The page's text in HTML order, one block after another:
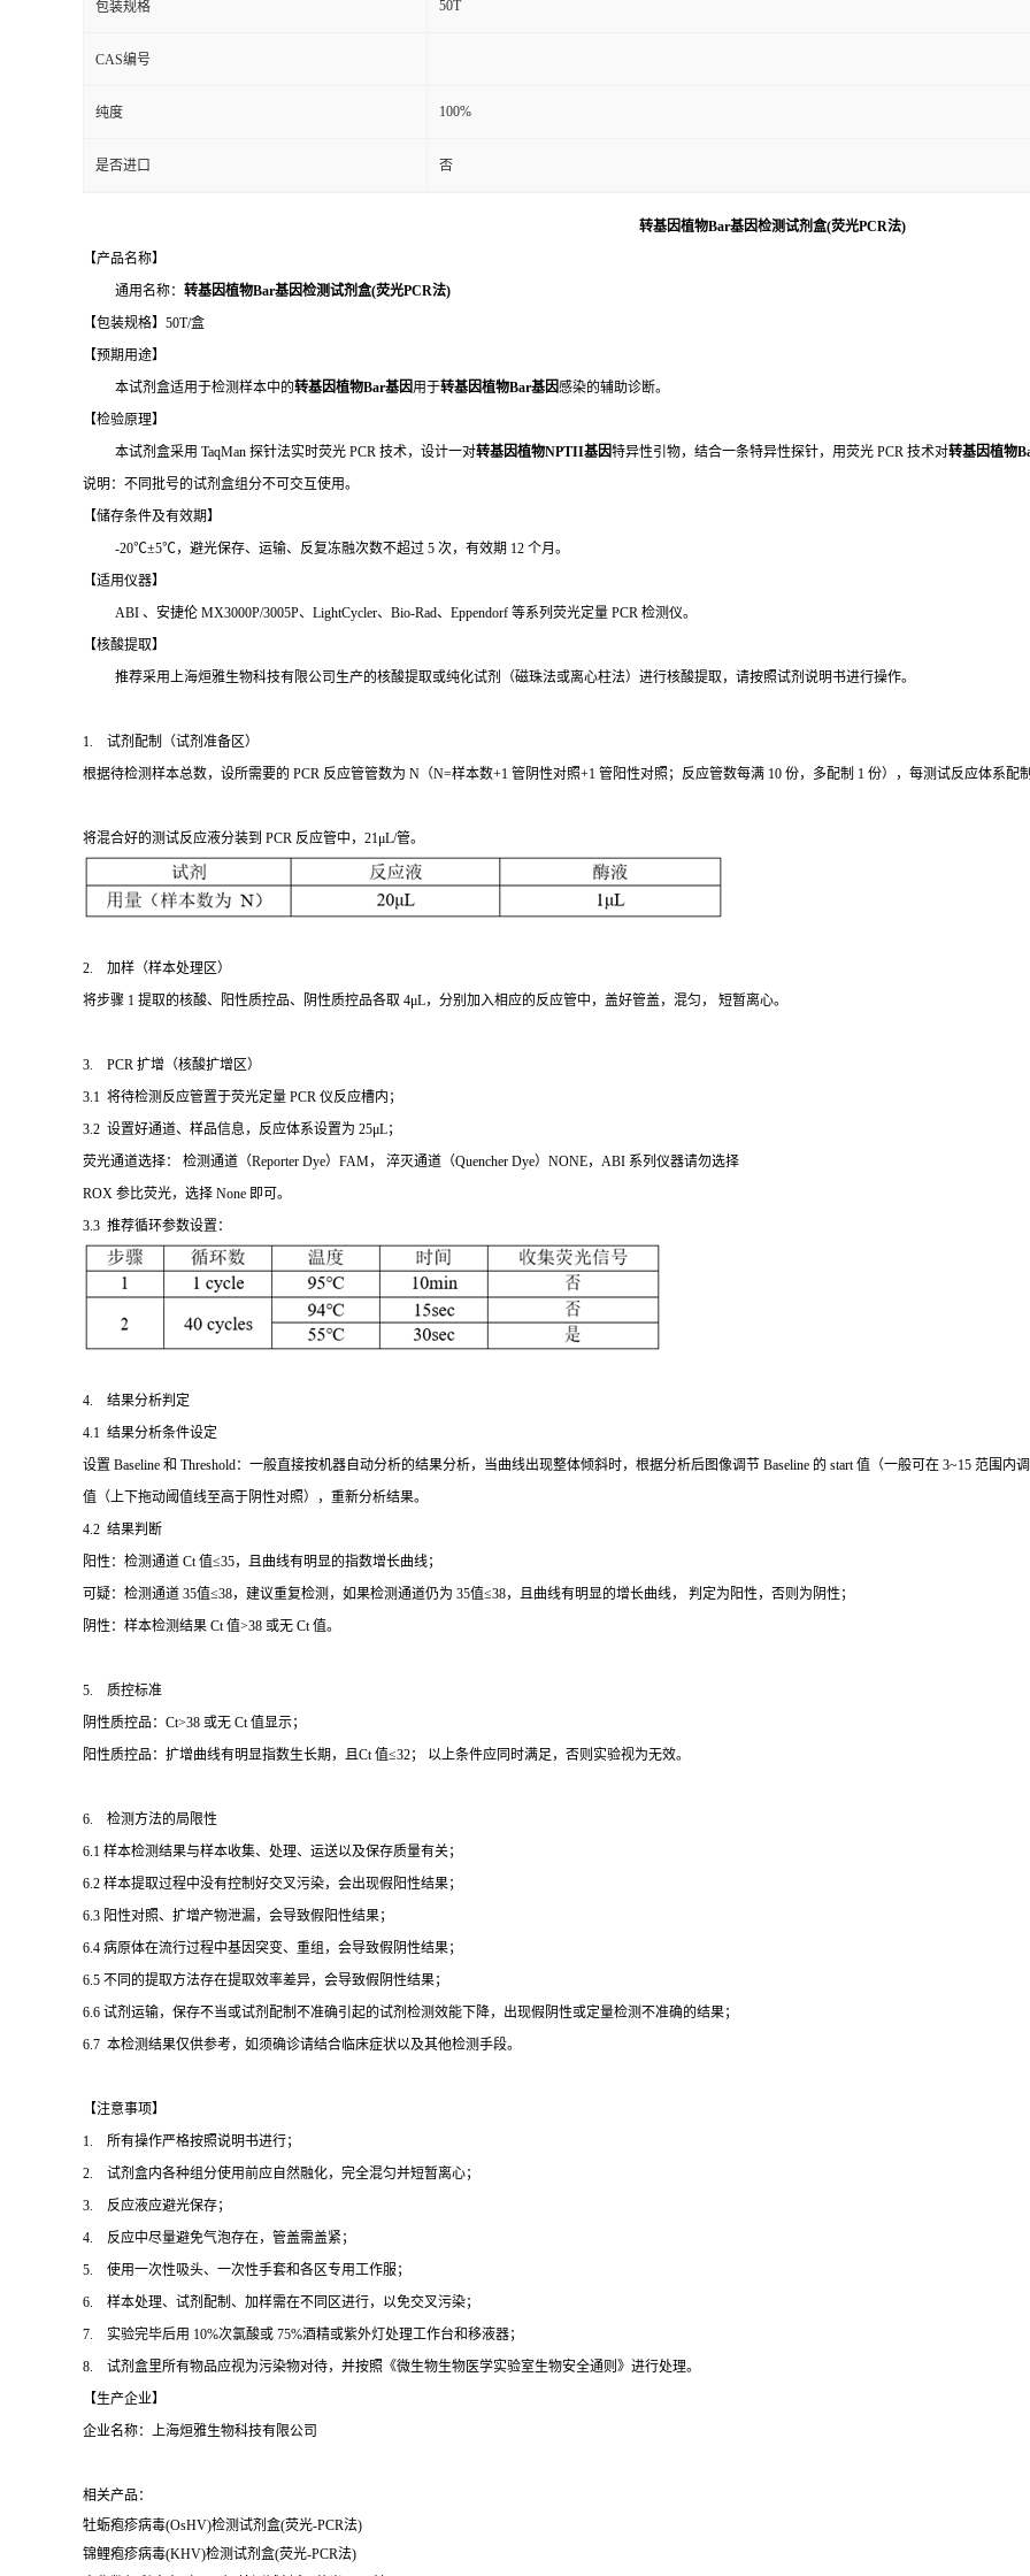
包装规格 50T
CAS编号
纯度 100%
是否进口 否
转基因植物Bar基因检测试剂盒(荧光PCR法)
【产品名称】
通用名称： 转基因植物Bar基因检测试剂盒(荧光PCR法)
【包装规格】50T/盒
【预期用途】
本试剂盒适用于检测样本中的转基因植物Bar基因用于转基因植物Bar基因感染的辅助诊断。
【检验原理】
本试剂盒采用 TaqMan 探针法实时荧光 PCR 技术，设计一对转基因植物NPTII基因特异性引物，结合一条特异性探针，用荧光 PCR 技术对转基因植物
说明：不同批号的试剂盒组分不可交互使用。
【储存条件及有效期】
-20℃±5℃，避光保存、运输、反复冻融次数不超过 5 次，有效期 12 个月。
【适用仪器】
ABI 、安捷伦 MX3000P/3005P、LightCycler、Bio-Rad、Eppendorf 等系列荧光定量 PCR 检测仪。
【核酸提取】
推荐采用上海烜雅生物科技有限公司生产的核酸提取或纯化试剂（磁珠法或离心柱法）进行核酸提取，请按照试剂说明书进行操作。
1. 试剂配制（试剂准备区）
根据待检测样本总数，设所需要的 PCR 反应管管数为 N（N=样本数+1 管阴性对照+1 管阳性对照；反应管数每满 10 份，多配制 1 份），每测试反应体系配制
将混合好的测试反应液分装到 PCR 反应管中，21μL/管。
2. 加样（样本处理区）
将步骤 1 提取的核酸、阳性质控品、阴性质控品各取 4μL，分别加入相应的反应管中，盖好管盖，混匀， 短暂离心。
3. PCR 扩增（核酸扩增区）
3.1 将待检测反应管置于荧光定量 PCR 仪反应槽内；
3.2 设置好通道、样品信息，反应体系设置为 25μL；
荧光通道选择： 检测通道（Reporter Dye）FAM， 淬灭通道（Quencher Dye）NONE，ABI 系列仪器请勿选择
ROX 参比荧光，选择 None 即可。
3.3 推荐循环参数设置：
4. 结果分析判定
4.1 结果分析条件设定
设置 Baseline 和 Threshold：一般直接按机器自动分析的结果分析，当曲线出现整体倾斜时，根据分析后图像调节 Baseline 的 start 值（一般可在 3~15 范围内
值（上下拖动阈值线至高于阴性对照），重新分析结果。
4.2 结果判断
阳性：检测通道 Ct 值≤35，且曲线有明显的指数增长曲线；
可疑：检测通道 35值≤38，建议重复检测，如果检测通道仍为 35值≤38，且曲线有明显的增长曲线， 判定为阳性，否则为阴性；
阴性：样本检测结果 Ct 值>38 或无 Ct 值。
5. 质控标准
阴性质控品：Ct>38 或无 Ct 值显示；
阳性质控品：扩增曲线有明显指数生长期，且Ct 值≤32； 以上条件应同时满足，否则实验视为无效。
6. 检测方法的局限性
6.1 样本检测结果与样本收集、处理、运送以及保存质量有关；
6.2 样本提取过程中没有控制好交叉污染，会出现假阳性结果；
6.3 阳性对照、扩增产物泄漏，会导致假阳性结果；
6.4 病原体在流行过程中基因突变、重组，会导致假阴性结果；
6.5 不同的提取方法存在提取效率差异，会导致假阴性结果；
6.6 试剂运输，保存不当或试剂配制不准确引起的试剂检测效能下降，出现假阴性或定量检测不准确的结果；
6.7 本检测结果仅供参考，如须确诊请结合临床症状以及其他检测手段。
【注意事项】
1. 所有操作严格按照说明书进行；
2. 试剂盒内各种组分使用前应自然融化，完全混匀并短暂离心；
3. 反应液应避光保存；
4. 反应中尽量避免气泡存在，管盖需盖紧；
5. 使用一次性吸头、一次性手套和各区专用工作服；
6. 样本处理、试剂配制、加样需在不同区进行，以免交叉污染；
7. 实验完毕后用 10%次氯酸或 75%酒精或紫外灯处理工作台和移液器；
8. 试剂盒里所有物品应视为污染物对待，并按照《微生物生物医学实验室生物安全通则》进行处理。
【生产企业】
企业名称：上海烜雅生物科技有限公司
相关产品：
牡蛎疱疹病毒(OsHV)检测试剂盒(荧光-PCR法)
锦鲤疱疹病毒(KHV)检测试剂盒(荧光-PCR法)